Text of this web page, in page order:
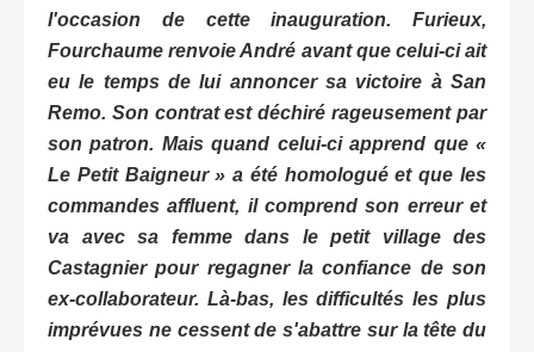
l'occasion de cette inauguration. Furieux,
Fourchaume renvoie André avant que celui-ci ait
eu le temps de lui annoncer sa victoire à San
Remo. Son contrat est déchiré rageusement par
son patron. Mais quand celui-ci apprend que «
Le Petit Baigneur » a été homologué et que les
commandes affluent, il comprend son erreur et
va avec sa femme dans le petit village des
Castagnier pour regagner la confiance de son
ex-collaborateur. Là-bas, les difficultés les plus
imprévues ne cessent de s'abattre sur la tête du